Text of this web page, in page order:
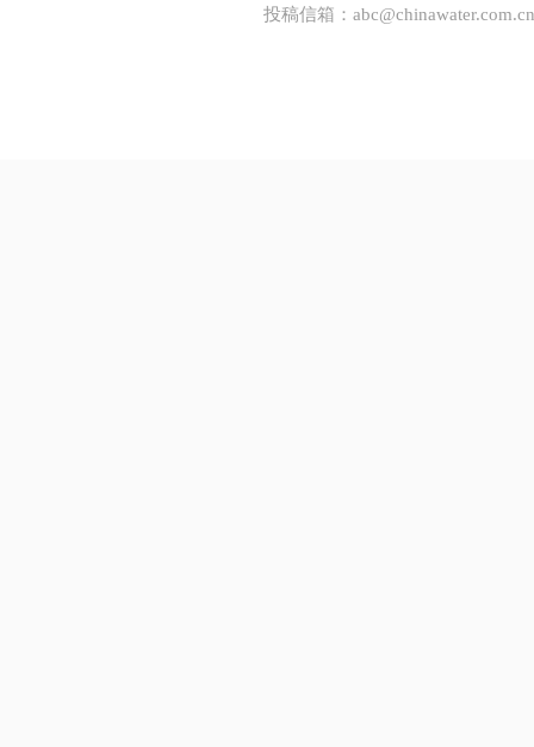
投稿信箱： abc@chinawater.com.cn